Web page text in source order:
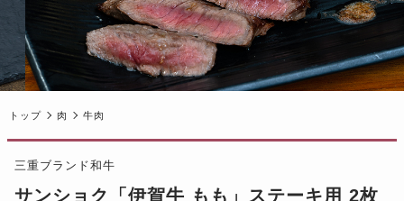
トップ 肉 牛肉
三重ブランド和牛
サンショク「伊賀牛 もも」ステーキ用 2枚